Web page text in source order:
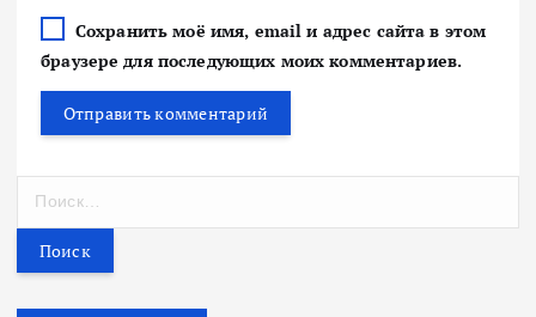
Сохранить моё имя, email и адрес сайта в этом
браузере для последующих моих комментариев.
т